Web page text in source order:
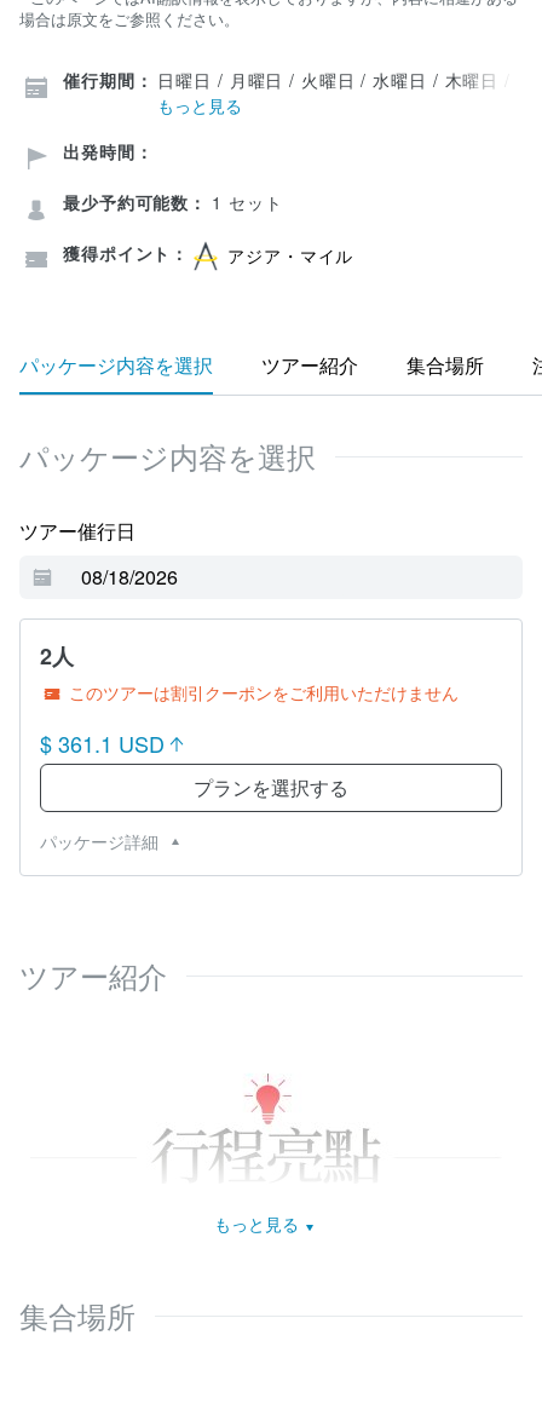
場合は原文をご参照ください。
催行期間： 日曜日 / 月曜日 / 火曜日 / 水曜日 / 木曜日 / 金
もっと見る
出発時間：
最少予約可能数： 1 セット
獲得ポイント： アジア・マイル
パッケージ内容を選択 ツアー紹介 集合場所
パッケージ内容を選択
ツアー催行日
2人
このツアーは割引クーポンをご利用いただけません
$ 361.1 USD
プランを選択する
パッケージ詳細
ツアー紹介
もっと見る
集合場所